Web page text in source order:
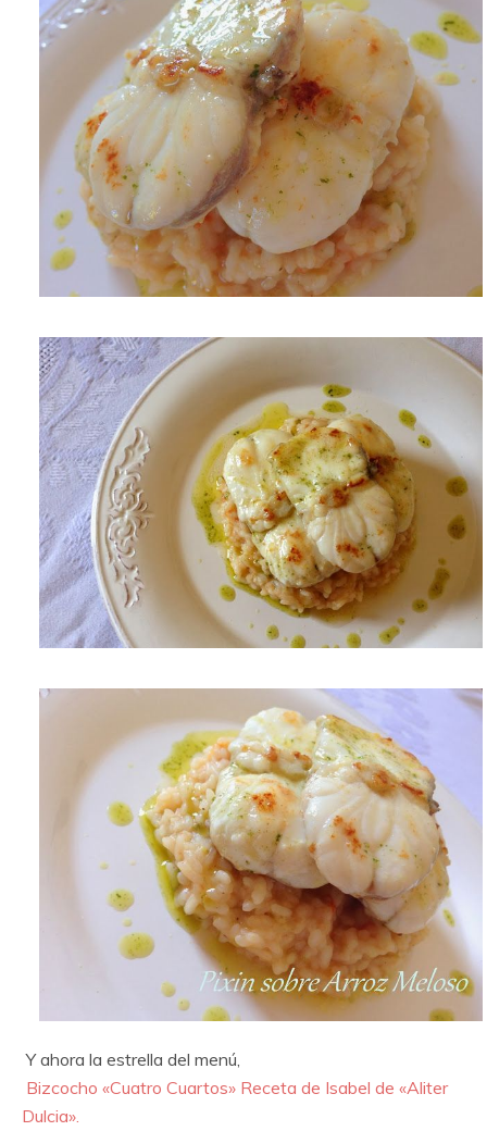
Y ahora la estrella del menú,
Bizcocho «Cuatro Cuartos» Receta de Isabel de «Aliter
Dulcia».